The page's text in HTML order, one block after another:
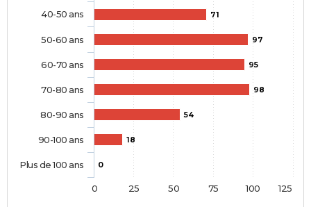
71
97
95
98
54
18
0
40-50 ans
50-60 ans
60-70 ans
70-80 ans
80-90 ans
90-100 ans
Plus de 100 ans
0 100
25 50 75 125